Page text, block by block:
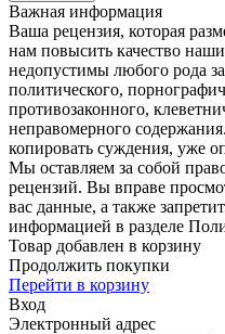
Важная информация
Ваша рецензия, которая
нам повысить качество
недопустимы любого рода
политического,
противозаконного,
неправомерного
копировать суждения, уже
Мы оставляем за собой
рецензий. Вы вправе
вас данные, а также
информацией в разделе
Товар добавлен в корзину
Продолжить покупки
Перейти в корзину
Вход
Электронный адрес